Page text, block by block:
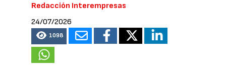
Redacción Interempresas
24/07/2026
1098